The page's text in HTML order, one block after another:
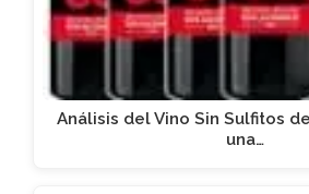
Análisis del Vino Sin Sulfitos
una…